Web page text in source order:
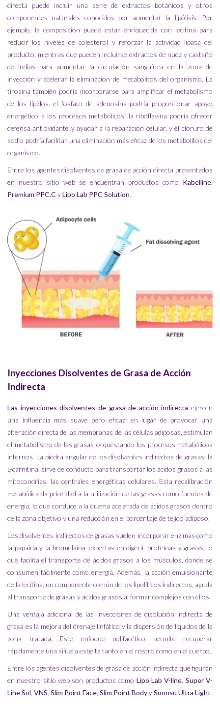
directa puede incluir una serie de extractos botánicos y otros
componentes naturales conocidos por aumentar la lipólisis. Por
ejemplo, la composición puede estar enriquecida con lecitina para
reducir los niveles de colesterol y reforzar la actividad lipasa del
producto, mientras que pueden incluirse extractos de nuez y castaño
de indias para aumentar la circulación sanguínea en la zona de
inyección y acelerar la eliminación de metabolitos del organismo. La
tirosina también podría incorporarse para amplificar el metabolismo
de los lípidos, el fosfato de adenosina podría proporcionar apoyo
energético a los procesos metabólicos, la riboflavina podría ofrecer
defensa antioxidante y ayudar a la reparación celular, y el cloruro de
sodio podría facilitar una eliminación más eficaz de los metabolitos del
organismo.
Entre los agentes disolventes de grasa de acción directa presentados
en nuestro sitio web se encuentran productos como Kabelline,
Premium PPC.C yLipo Lab PPC Solution.
Inyecciones Disolventes de Grasa de Acción
Indirecta
Las inyecciones disolventes de grasa de acción indirecta ejercen
una influencia más suave pero eficaz: en lugar de provocar una
alteración directa de las membranas de las células adiposas, estimulan
el metabolismo de las grasas orquestando los procesos metabólicos
internos. La piedra angular de los disolventes indirectos de grasas, la
L-carnitina, sirve de conducto para transportar los ácidos grasos a las
mitocondrias, las centrales energéticas celulares. Esta recalibración
metabólica da prioridad a la utilización de las grasas como fuentes de
energía, lo que conduce a la quema acelerada de ácidos grasos dentro
de la zona objetivo y una reducción en el porcentaje de tejido adiposo.
Los disolventes indirectos de grasas suelen incorporar enzimas como
la papaína y la bromelaína, expertas en digerir proteínas y grasas, lo
que facilita el transporte de ácidos grasos a los músculos, donde se
consumen fácilmente como energía. Además, la acción emulsionante
de la lecitina, un componente común de los lipolíticos indirectos, ayuda
al transporte de grasas y ácidos grasos al formar complejos con ellos.
Una ventaja adicional de las inyecciones de disolución indirecta de
grasa es la mejora del drenaje linfático y la dispersión de líquidos de la
zona tratada. Este enfoque polifacético permite recuperar
rápidamente una silueta esbelta tanto en el rostro como en el cuerpo.
Entre los agentes disolventes de grasa de acción indirecta que figuran
en nuestro sitio web son productos como Lipo Lab V-line, Super V-
Line Sol, VNS, Slim Point Face, Slim Point BodyySoonsu Ultra Light.